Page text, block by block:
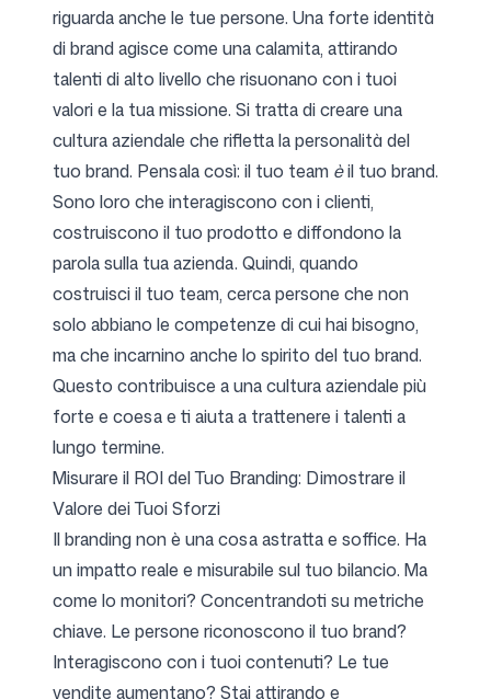
riguarda anche le tue persone. Una forte identità
di brand agisce come una calamita, attirando
talenti di alto livello che risuonano con i tuoi
valori e la tua missione. Si tratta di creare una
cultura aziendale che rifletta la personalità del
tuo brand. Pensala così: il tuo team èil tuo brand.
Sono loro che interagiscono con i clienti,
costruiscono il tuo prodotto e diffondono la
parola sulla tua azienda. Quindi, quando
costruisci il tuo team, cerca persone che non
solo abbiano le competenze di cui hai bisogno,
ma che incarnino anche lo spirito del tuo brand.
Questo contribuisce a una cultura aziendale più
forte e coesa e ti aiuta a trattenere i talenti a
lungo termine.
Misurare il ROI del Tuo Branding: Dimostrare il
Valore dei Tuoi Sforzi
Il branding non è una cosa astratta e soffice. Ha
un impatto reale e misurabile sul tuo bilancio. Ma
come lo monitori? Concentrandoti su metriche
chiave. Le persone riconoscono il tuo brand?
Interagiscono con i tuoi contenuti? Le tue
vendite aumentano? Stai attirando e